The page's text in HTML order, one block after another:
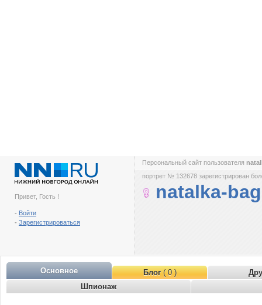
Привет, Гость !
- Войти
- Зарегистрироваться
Персональный сайт пользователя
портрет № 132678 зарегистрирован
natalka-
Основное Блог( 0 )
Шпионаж